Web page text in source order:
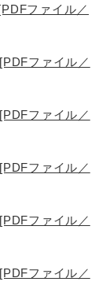
ファイル／
ファイル／
ファイル／
ファイル／
ファイル／
ファイル／